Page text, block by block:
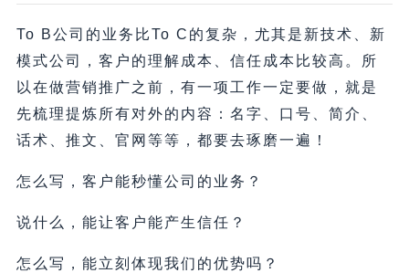
To B公司的业务比To C的复杂，尤其是新技术、新
模式公司，客户的理解成本、信任成本比较高。所
以在做营销推广之前，有一项工作一定要做，就是
先梳理提炼所有对外的内容：名字、口号、简介、
话术、推文、官网等等，都要去琢磨一遍！
怎么写，客户能秒懂公司的业务？
说什么，能让客户能产生信任？
怎么写，能立刻体现我们的优势吗？